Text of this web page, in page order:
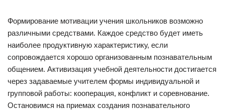
Формирование мотивации учения школьников возможно
различными средствами. Каждое средство будет иметь
наиболее продуктивную характеристику, если
сопровождается хорошо организованным познавательным
общением. Активизация учебной деятельности достигается
через задаваемые учителем формы индивидуальной и
групповой работы: кооперация, конфликт и соревнование.
Остановимся на приемах создания познавательного